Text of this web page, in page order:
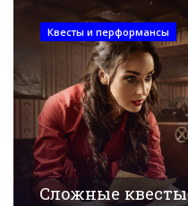
Квесты и перформансы
Сложные квесты